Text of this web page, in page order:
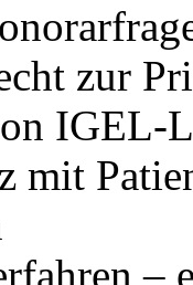
zur
IGEL-
mit